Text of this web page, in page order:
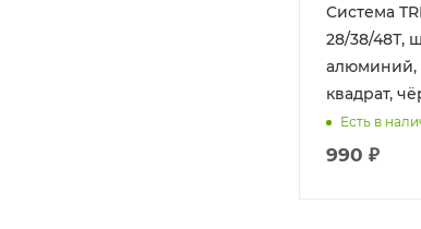
Система
28/38/48Т,
алюминий,
квадрат,
Есть в
990 ₽